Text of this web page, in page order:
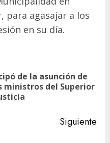
para agasajar a los
en su día.
de la asunción de
ministros del Superior
Siguiente